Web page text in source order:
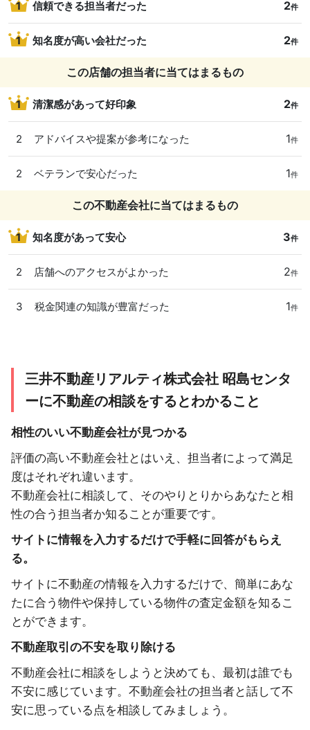
1 信頼できる担当者だった 2件
1 知名度が高い会社だった 2件
この店舗の担当者に当てはまるもの
1 清潔感があって好印象 2件
2 アドバイスや提案が参考になった 1件
2 ベテランで安心だった 1件
この不動産会社に当てはまるもの
1 知名度があって安心 3件
2 店舗へのアクセスがよかった 2件
3 税金関連の知識が豊富だった 1件
三井不動産リアルティ株式会社 昭島センタ
ーに不動産の相談をするとわかること
相性のいい不動産会社が見つかる
評価の高い不動産会社とはいえ、担当者によって満足
度はそれぞれ違います。
不動産会社に相談して、そのやりとりからあなたと相
性の合う担当者か知ることが重要です。
サイトに情報を入力するだけで手軽に回答がもらえ
る。
サイトに不動産の情報を入力するだけで、簡単にあな
たに合う物件や保持している物件の査定金額を知るこ
とができます。
不動産取引の不安を取り除ける
不動産会社に相談をしようと決めても、最初は誰でも
不安に感じています。不動産会社の担当者と話して不
安に思っている点を相談してみましょう。